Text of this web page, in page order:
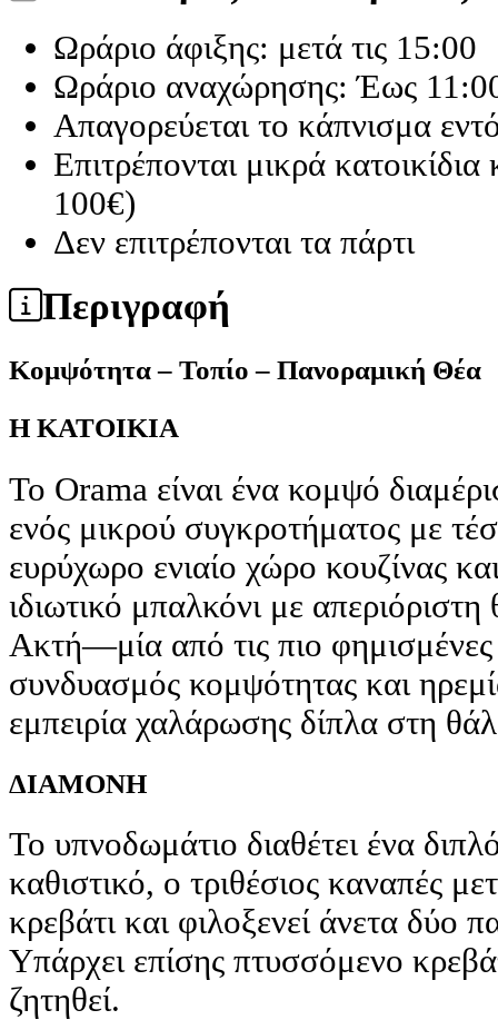
Ωράριο άφιξης: μετά τις 15:00
Ωράριο αναχώρησης: Έως
Απαγορεύεται το κάπνισμα
Επιτρέπονται μικρά
100€)
Δεν επιτρέπονται τα πάρτι
Περιγραφή
Κομψότητα – Τοπίο – Πανοραμική Θέα
Η ΚΑΤΟΙΚΙΑ
Το Orama είναι ένα κομψό
ενός μικρού συγκροτήματος με
ευρύχωρο ενιαίο χώρο κουζίνας
ιδιωτικό μπαλκόνι με
Ακτή—μία από τις πιο
συνδυασμός κομψότητας και
εμπειρία χαλάρωσης δίπλα στη
ΔΙΑΜΟΝΗ
Το υπνοδωμάτιο διαθέτει ένα
καθιστικό, ο τριθέσιος καναπές
κρεβάτι και φιλοξενεί άνετα δύο
Υπάρχει επίσης πτυσσόμενο
ζητηθεί.